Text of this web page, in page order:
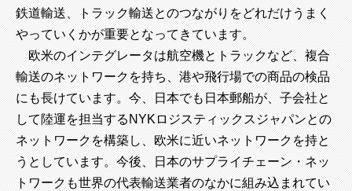
鉄道輸送、トラック輸送とのつながりをどれだけうまく
やっていくかが重要となってきています。
欧米のインテグレータは航空機とトラックなど、複合
輸送のネットワークを持ち、港や飛行場での商品の検品
にも長けています。今、日本でも日本郵船が、子会社と
して陸運を担当するNYKロジスティックスジャパンとの
ネットワークを構築し、欧米に近いネットワークを持と
うとしています。今後、日本のサプライチェーン・ネッ
トワークも世界の代表輸送業者のなかに組み込まれてい